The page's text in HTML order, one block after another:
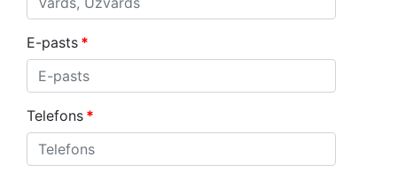
E-pasts *
Telefons *